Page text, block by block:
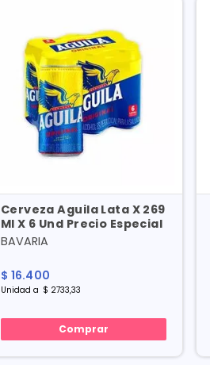
Cerveza Aguila Lata X 269
Ml X 6 Und Precio Especial
BAVARIA
$ 16.400
Unidad a $ 2733,33
Comprar